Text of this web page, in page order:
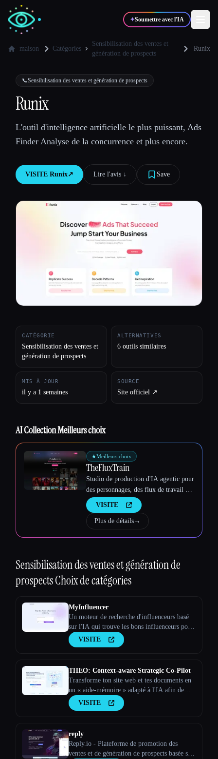
✦Soumettre avec l'IA
💻 Développeurs
🎓Étudiants 🎬Créateurs
Toutes les catégories
maison Catégories
Sensibilisation des ventes et
génération de prospects
Runix
📞Sensibilisation des ventes et génération de prospects
Runix
L'outil d'intelligence artificielle le plus puissant, Ads
Finder Analyse de la concurrence et plus encore.
VISITE Runix↗︎ Lire l'avis ↓︎ Save
CATÉGORIE
Sensibilisation des ventes et
génération de prospects
ALTERNATIVES
6 outils similaires
MIS À JOUR
il y a 1 semaines
SOURCE
Site officiel ↗︎
AI Collection Meilleurs choix
★Meilleurs choix
TheFluxTrain
Studio de production d'IA agentic pour
des personnages, des flux de travail et
des vidéos cohérents
VISITE
Plus de détails→
Sensibilisation des ventes et génération de
prospectsChoix de catégories
MyInfluencer
Un moteur de recherche d'influenceurs basé
sur l'IA qui trouve les bons influenceurs pour
toutes les entreprises
VISITE
THEO: Context-aware Strategic Co-Pilot
Transforme ton site web et tes documents en
un « aide-mémoire » adapté à l'IA afin de
faire de ton assistant d'IA un partenaire
stratégique
VISITE
reply
Reply.io - Plateforme de promotion des
ventes et de génération de prospects basée sur